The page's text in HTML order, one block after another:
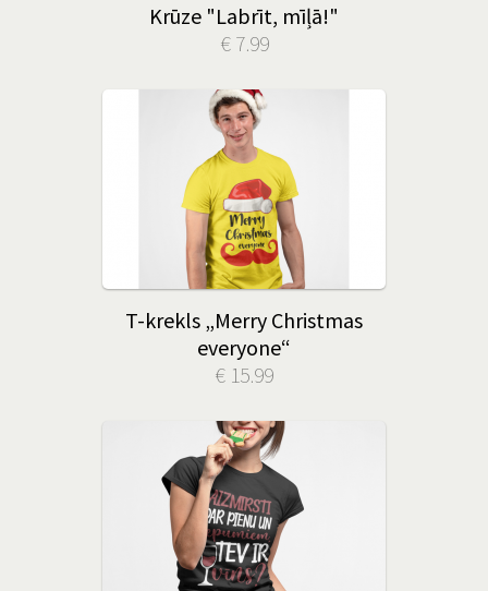
Krūze "Labrīt, mīļā!"
€ 7.99
T-krekls „Merry Christmas
everyone“
€ 15.99